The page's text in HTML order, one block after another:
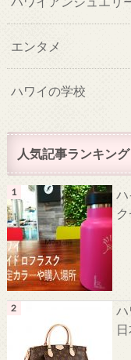
エンタメ
ハワイの学校
人気記事ランキング